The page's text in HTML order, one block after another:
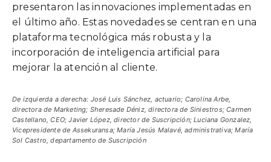
presentaron las innovaciones implementadas en
el último año. Estas novedades se centran en una
plataforma tecnológica más robusta y la
incorporación de inteligencia artificial para
mejorar la atención al cliente.
De izquierda a derecha: José Luis Sánchez, actuario; Carolina Arbe,
directora de Marketing; Sheresade Déniz, directora de Siniestros; Carmen
Castellano, CEO; Javier López, director de Suscripción; Luciana Gonzalez,
Vicepresidente de Assekuransa; María Jesús Malavé, administrativa; María
Sol Castro, departamento de Suscripción